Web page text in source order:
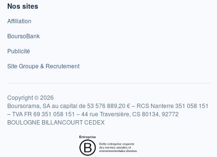
Nos sites
Affiliation
BoursoBank
Publicité
Site Groupe & Recrutement
Copyright © 2026
Boursorama, SA au capital de 53 576 889,20 € – RCS Nanterre 351 058 151
– TVA FR 69 351 058 151 – 44 rue Traversière, CS 80134, 92772
BOULOGNE BILLANCOURT CEDEX